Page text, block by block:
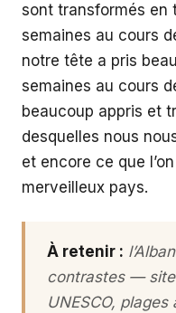
sont transformés en
semaines au cours
notre tête a pris
semaines au cours
beaucoup appris et
desquelles nous
et encore ce que
merveilleux pays.
À retenir :
contrastes —
UNESCO,